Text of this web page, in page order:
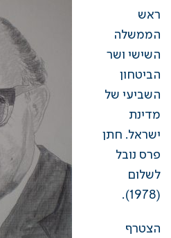
ראש
הממשלה
השישי ושר
הביטחון
השביעי של
מדינת
ישראל. חתן
פרס נובל
לשלום
(1978).
​הצטרף